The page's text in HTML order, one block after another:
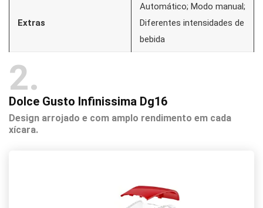
Extras
Automático; Modo manual;
Diferentes intensidades de
bebida
2
Dolce Gusto Infinissima Dg16
Design arrojado e com amplo rendimento em cada
xícara.